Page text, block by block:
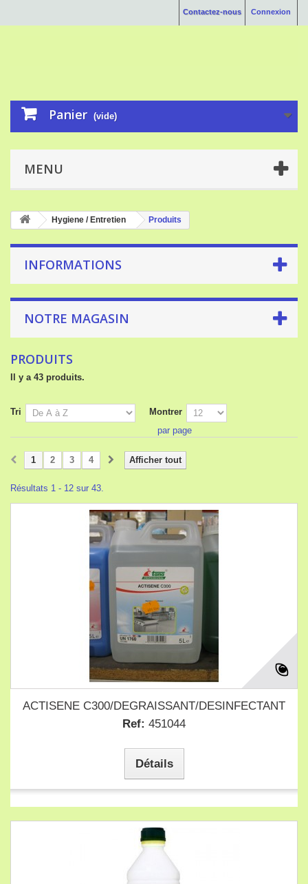
Connexion
Contactez-nous
Panier (vide)
MENU
Hygiene / Entretien Produits
INFORMATIONS
NOTRE MAGASIN
PRODUITS
Il y a 43 produits.
Tri
Montrer
par page
Afficher tout
1 2 3 4
Résultats 1 - 12 sur 43.
ACTISENE C300/DEGRAISSANT/DESINFECTANT
Ref: 451044
Détails